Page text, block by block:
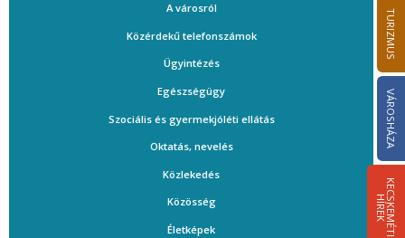
TURIZMUS
VÁROSHÁZA
K
E
C
S
K
E
M
É
T
I
HÍ
R
E
K
A városról
Közérdekű telefonszámok
Ügyintézés
Egészségügy
Szociális és gyermekjóléti ellátás
Oktatás, nevelés
Közlekedés
Közösség
Életképek